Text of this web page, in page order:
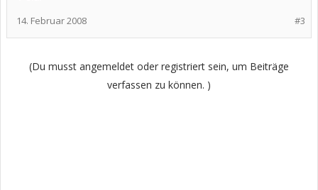
#3
14. Februar 2008
(Du musst angemeldet oder registriert sein, um Beiträge
verfassen zu können. )